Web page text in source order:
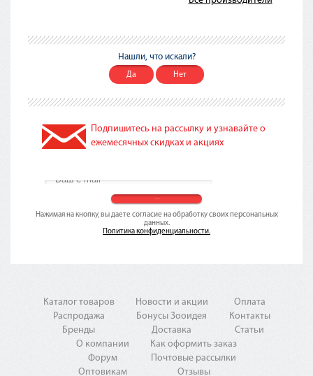
Нашли, что искали?
Да Нет
Подпишитесь на рассылку и узнавайте о
ежемесячных скидках и акциях
Нажимая на кнопку, вы даете согласие на обработку своих персональных
данных.
Политика конфиденциальности.
Каталог товаров
Распродажа
Бренды
Новости и акции
Бонусы Зооидея
Доставка
Оплата
Контакты
Статьи
О компании
Форум
Оптовикам
Как оформить заказ
Почтовые рассылки
Отзывы